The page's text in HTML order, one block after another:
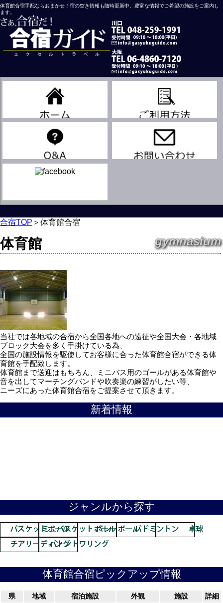
体育館合宿手配ならおまかせ！宿の空き情報も随時更新中、豊富な情報でご希望の施設をご案内し
ます。
大阪営業所 吹奏楽
合宿TOP ＞ 体育館合宿
体育館 gymnasium
当社では各地域の合宿から全国各地への遠征や全国大会・各地域
ブロック大会を多く手掛けている為、
全国の施設情報を駆使してお客様に合った体育館合宿ができる体
育館を手配致します。
体育館まで送迎はもちろん、ミニバス用のゴールがある体育館や
音を出してマーチングバンドや吹奏楽の練習がしたい等、
ニーズにあった体育館合宿をご提案させて頂きます。
新着情報
ジャンルから探す
体育館合宿ピックアップ情報
県 地域 宿泊施設 外観 施設 詳細